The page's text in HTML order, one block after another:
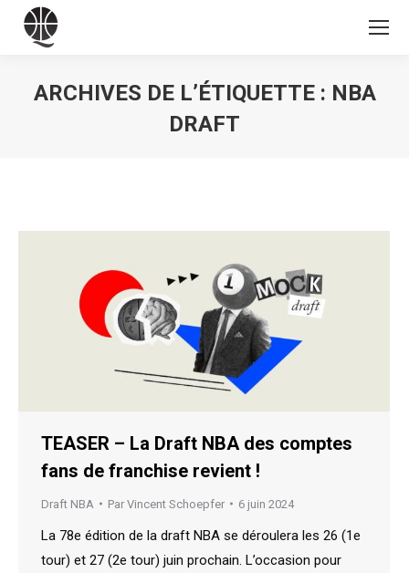
ARCHIVES DE L’ÉTIQUETTE : NBA
DRAFT
TEASER – La Draft NBA des comptes
fans de franchise revient !
Draft NBA Par Vincent Schoepfer 6 juin 2024
La 78e édition de la draft NBA se déroulera les 26 (1e
tour) et 27 (2e tour) juin prochain. L’occasion pour